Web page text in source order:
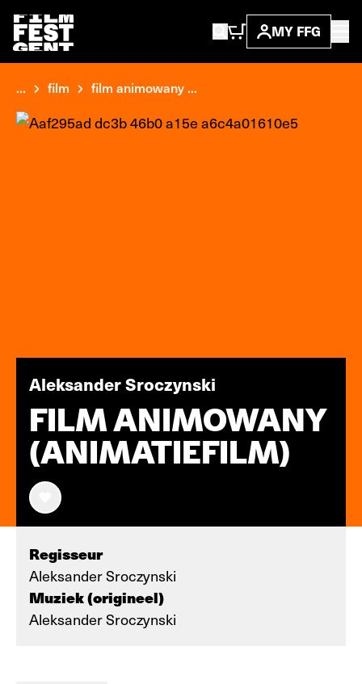
MY FFG
... film film animowany ...
Aleksander Sroczynski
FILM ANIMOWANY
(ANIMATIEFILM)
Regisseur
Aleksander Sroczynski
Muziek (origineel)
Aleksander Sroczynski